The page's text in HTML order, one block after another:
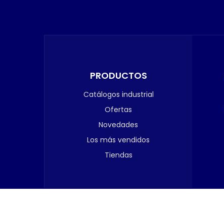
PRODUCTOS
Catálogos industrial
Ofertas
Novedades
Los más vendidos
Tiendas